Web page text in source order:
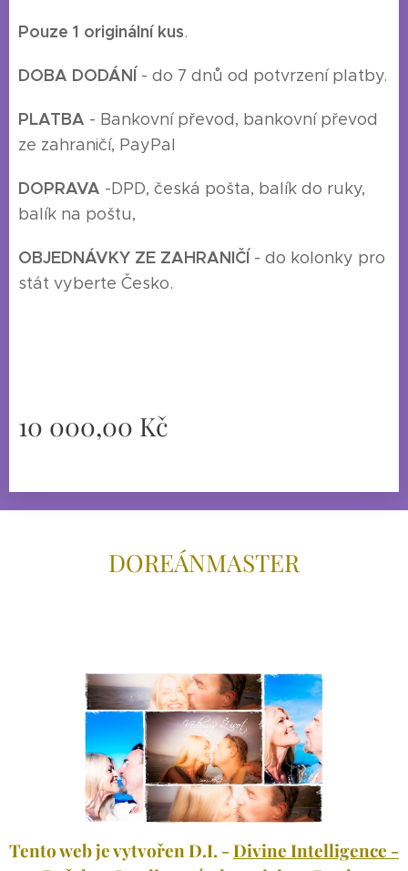
Pouze 1 originální kus.
DOBA DODÁNÍ - do 7 dnů od potvrzení platby.
PLATBA - Bankovní převod, bankovní převod
ze zahraničí, PayPal
DOPRAVA -DPD, česká pošta, balík do ruky,
balík na poštu,
OBJEDNÁVKY ZE ZAHRANIČÍ - do kolonky pro
stát vyberte Česko.
10 000,00 Kč
DOREÁNMASTER
Tento web je vytvořen D.I. -Divine Intelligence -